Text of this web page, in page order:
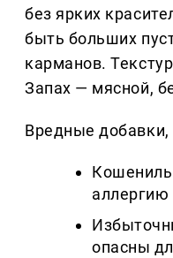
без ярких
быть больших
карманов.
Запах — мясной,
Вредные добавки,
аллергию
опасны